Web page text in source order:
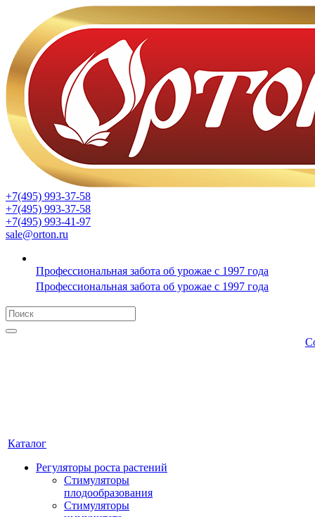
+7(495) 993-37-58
+7(495) 993-37-58
+7(495) 993-41-97
sale@orton.ru
Профессиональная забота об урожае с 1997 года
Профессиональная забота об урожае с 1997 года
Каталог
Регуляторы роста растений
Стимуляторы
плодообразования
Стимуляторы